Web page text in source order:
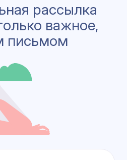
рассылка
важное,
письмом